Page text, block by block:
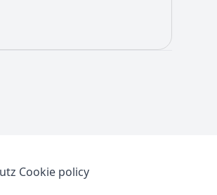
Cookie policy